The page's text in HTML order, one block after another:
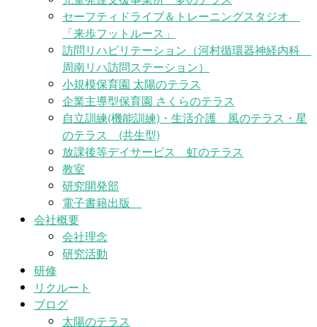
セーフティドライブ＆トレーニングスタジオ
「来歩フットルース」
訪問リハビリテーション（河村循環器神経内科
周南リハ訪問ステーション）
小規模保育園 太陽のテラス
企業主導型保育園 さくらのテラス
自立訓練(機能訓練)・生活介護 風のテラス・星
のテラス (共生型)
放課後等デイサービス 虹のテラス
教室
研究開発部
電子書籍出版
会社概要
会社理念
研究活動
研修
リクルート
ブログ
太陽のテラス